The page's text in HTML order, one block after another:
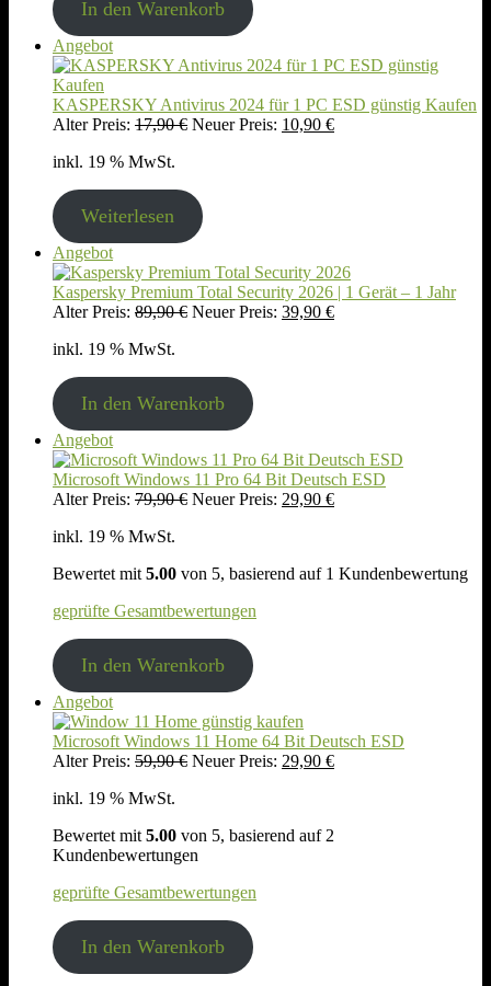
In den Warenkorb
AngebotProdukt
im
KASPERSKY Antivirus 2024 für 1 PC ESD günstig Kaufen
Alter Preis: 17,90€ Ursprünglicher
Neuer Preis: 10,90 €Aktueller
inkl. 19 % MwSt.
Weiterlesen
AngebotProdukt
im
Angebot
Kaspersky Premium Total Security 2026 | 1 Gerät – 1 Jahr
Alter Preis: 89,90€ Ursprünglicher
Neuer Preis: 39,90 €Aktueller
inkl. 19 % MwSt.
In den Warenkorb
AngebotProdukt
im
Angebot
Microsoft Windows 11 Pro 64 Bit Deutsch ESD
Alter Preis: 79,90€ Ursprünglicher
Neuer Preis: 29,90 €Aktueller
inkl. 19 % MwSt.
Bewertet mit 5.00 von 5, basierend auf 1 Kundenbewertung
geprüfte Gesamtbewertungen
In den Warenkorb
AngebotProdukt
im
Angebot
Microsoft Windows 11 Home 64 Bit Deutsch ESD
Alter Preis: 59,90€ Ursprünglicher
Neuer Preis: 29,90 €Aktueller
inkl. 19 % MwSt.
Bewertet mit 5.00 von 5, basierend auf 2
Kundenbewertungen
geprüfte Gesamtbewertungen
In den Warenkorb